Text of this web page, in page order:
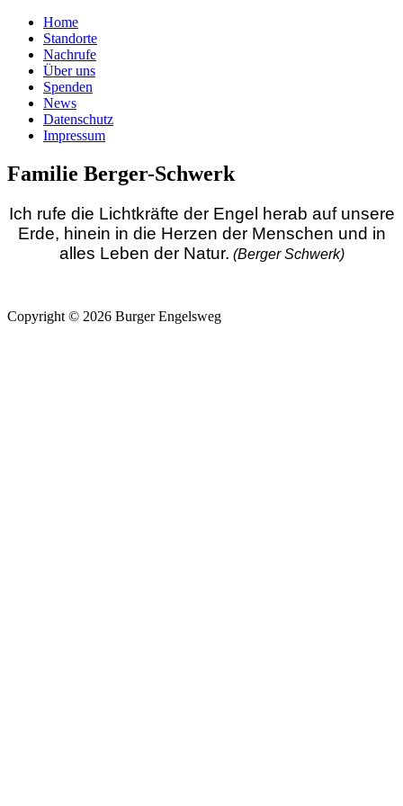
Home
Standorte
Nachrufe
Über uns
Spenden
News
Datenschutz
Impressum
Familie Berger-Schwerk
Ich rufe die Lichtkräfte der Engel herab auf unsere
Erde, hinein in die Herzen der Menschen und in
alles Leben der Natur. (Berger Schwerk)
Copyright © 2026 Burger Engelsweg